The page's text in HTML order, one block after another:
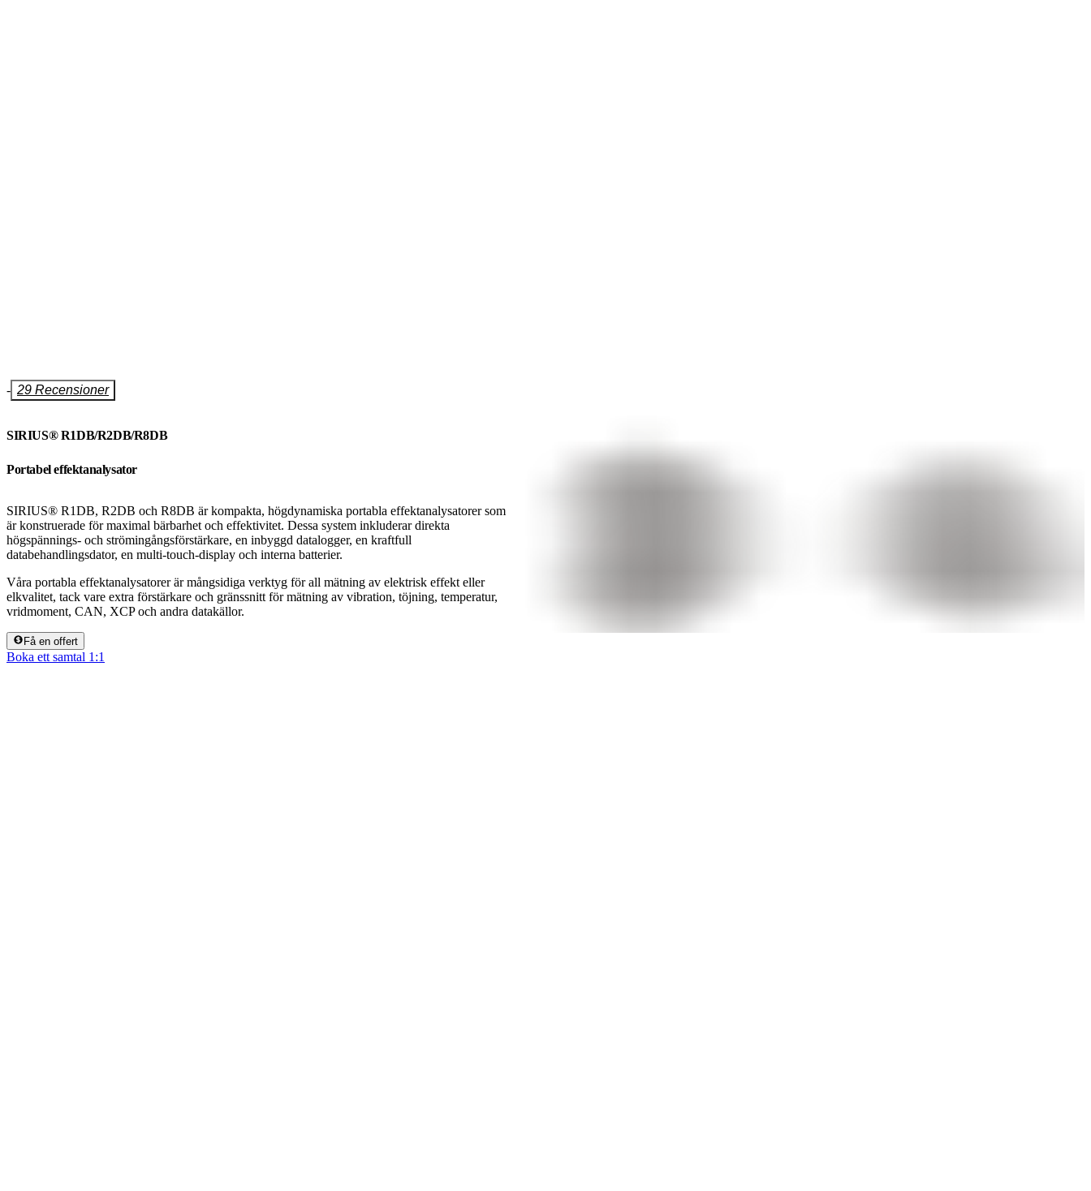
- 29 Recensioner
SIRIUS® R1DB/R2DB/R8DB
Portabel effektanalysator
SIRIUS® R1DB, R2DB och R8DB är kompakta, högdynamiska portabla effektanalysatorer som
är konstruerade för maximal bärbarhet och effektivitet. Dessa system inkluderar direkta
högspännings- och strömingångsförstärkare, en inbyggd datalogger, en kraftfull
databehandlingsdator, en multi-touch-display och interna batterier.
Våra portabla effektanalysatorer är mångsidiga verktyg för all mätning av elektrisk effekt eller
elkvalitet, tack vare extra förstärkare och gränssnitt för mätning av vibration, töjning, temperatur,
vridmoment, CAN, XCP och andra datakällor.
Få en offert
Boka ett samtal 1:1